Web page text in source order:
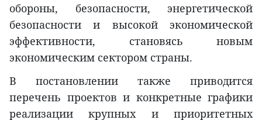
обороны, безопасности, энергетической
безопасности и высокой экономической
эффективности, становясь новым
экономическим сектором страны.
В постановлении также приводится
перечень проектов и конкретные графики
реализации крупных и приоритетных